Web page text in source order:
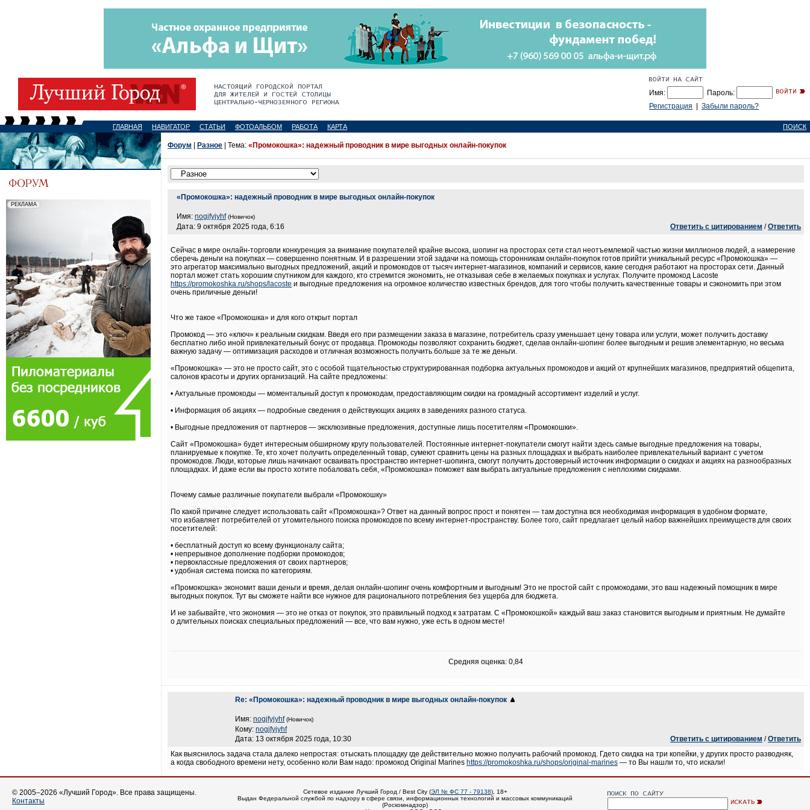
Имя:
Пароль:
Регистрация
Забыли пароль?
ГЛАВНАЯ НАВИГАТОР СТАТЬИ ФОТОАЛЬБОМ РАБОТА КАРТА ПОИСК
Форум Разное | Тема: «Промокошка»: надежный проводник в мире выгодных онлайн-покупок
«Промокошка»: надежный проводник в мире выгодных онлайн-покупок
Имя: nogjfyjyhf (Новичок)
Дата: 9 октября 2025 года, 6:16 Ответить с цитированием /Ответить
Сейчас в мире онлайн-торговли конкуренция за внимание покупателей крайне высока, шопинг на просторах сети стал неотъемлемой частью жизни миллионов людей, а намерение
сберечь деньги на покупках — совершенно понятным. И в разрешении этой задачи на помощь сторонникам онлайн-покупок готов прийти уникальный ресурс «Промокошка» —
это агрегатор максимально выгодных предложений, акций и промокодов от тысяч интернет-магазинов, компаний и сервисов, какие сегодня работают на просторах сети. Данный
портал может стать хорошим спутником для каждого, кто стремится экономить, не отказывая себе в желаемых покупках и услугах. Получите промокод Lacoste
https://promokoshka.ru/shops/lacoste и выгодные предложения на огромное количество известных брендов, для того чтобы получить качественные товары и сэкономить при этом
очень приличные деньги!
Что же такое «Промокошка» и для кого открыт портал
Промокод — это «ключ» к реальным скидкам. Введя его при размещении заказа в магазине, потребитель сразу уменьшает цену товара или услуги, может получить доставку
бесплатно либо иной привлекательный бонус от продавца. Промокоды позволяют сохранить бюджет, сделав онлайн-шопинг более выгодным и решив элементарную, но весьма
важную задачу — оптимизация расходов и отличная возможность получить больше за те же деньги.
«Промокошка» — это не просто сайт, это с особой тщательностью структурированная подборка актуальных промокодов и акций от крупнейших магазинов, предприятий общепита,
салонов красоты и других организаций. На сайте предложены:
• Актуальные промокоды — моментальный доступ к промокодам, предоставляющим скидки на громадный ассортимент изделий и услуг.
• Информация об акциях — подробные сведения о действующих акциях в заведениях разного статуса.
• Выгодные предложения от партнеров — эксклюзивные предложения, доступные лишь посетителям «Промокошки».
Сайт «Промокошка» будет интересным обширному кругу пользователей. Постоянные интернет-покупатели смогут найти здесь самые выгодные предложения на товары,
планируемые к покупке. Те, кто хочет получить определенный товар, сумеют сравнить цены на разных площадках и выбрать наиболее привлекательный вариант с учетом
промокодов. Люди, которые лишь начинают осваивать пространство интернет-шопинга, смогут получить достоверный источник информации о скидках и акциях на разнообразных
площадках. И даже если вы просто хотите побаловать себя, «Промокошка» поможет вам выбрать актуальные предложения с неплохими скидками.
Почему самые различные покупатели выбрали «Промокошку»
По какой причине следует использовать сайт «Промокошка»? Ответ на данный вопрос прост и понятен — там доступна вся необходимая информация в удобном формате,
что избавляет потребителей от утомительного поиска промокодов по всему интернет-пространству. Более того, сайт предлагает целый набор важнейших преимуществ для своих
посетителей:
• бесплатный доступ ко всему функционалу сайта;
• непрерывное дополнение подборки промокодов;
• первоклассные предложения от своих партнеров;
• удобная система поиска по категориям.
«Промокошка» экономит ваши деньги и время, делая онлайн-шопинг очень комфортным и выгодным! Это не простой сайт с промокодами, это ваш надежный помощник в мире
выгодных покупок. Тут вы сможете найти все нужное для рационального потребления без ущерба для бюджета.
И не забывайте, что экономия — это не отказ от покупок, это правильный подход к затратам. С «Промокошкой» каждый ваш заказ становится выгодным и приятным. Не думайте
о длительных поисках специальных предложений — все, что вам нужно, уже есть в одном месте!
Средняя оценка: 0,84
Re: «Промокошка»: надежный проводник в мире выгодных онлайн-покупок
Имя: nogjfyjyhf (Новичок)
Кому: nogjfyjyhf
Дата: 13 октября 2025 года, 10:30
Ответить с цитированием /Ответить
Как выяснилось задача стала далеко непростая: отыскать площадку где действительно можно получить рабочий промокод. Гдето скидка на три копейки, у других просто разводняк,
а когда свободного времени нету, особенно коли Вам надо: промокод Original Marines https://promokoshka.ru/shops/original-marines — то Вы нашли то, что искали!
© 2005–2026 «Лучший Город». Все права защищены.
Контакты
Сетевое издание Лучший Город / Best City (ЭЛ № ФС 77 - 79138), 18+
Выдан Федеральной службой по надзору в сфере связи, информационных технологий и массовых коммуникаций
(Роскомнадзор)